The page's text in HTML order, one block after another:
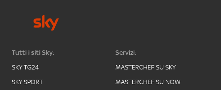
Tutti i siti Sky:
SKY TG24
SKY SPORT
Servizi:
MASTERCHEF SU SKY
MASTERCHEF SU NOW